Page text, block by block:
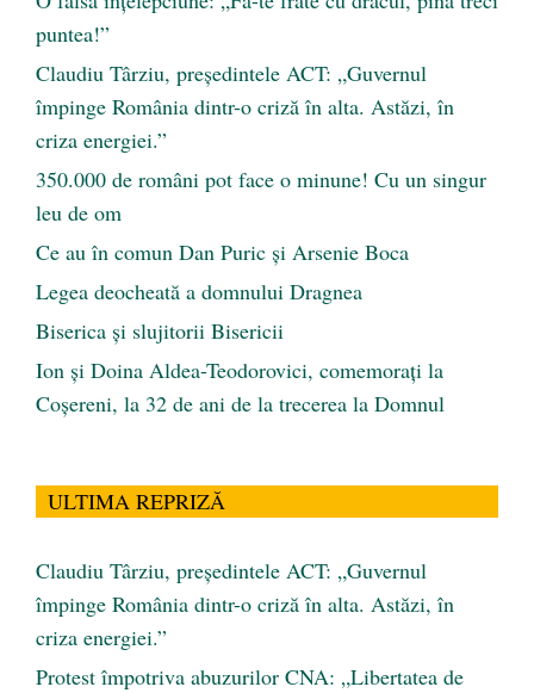
puntea!”
Claudiu Târziu, președintele ACT: „Guvernul
împinge România dintr-o criză în alta. Astăzi, în
criza energiei.”
350.000 de români pot face o minune! Cu un singur
leu de om
Ce au în comun Dan Puric şi Arsenie Boca
Legea deocheată a domnului Dragnea
Biserica și slujitorii Bisericii
Ion și Doina Aldea-Teodorovici, comemorați la
Coșereni, la 32 de ani de la trecerea la Domnul
ULTIMA REPRIZĂ
Claudiu Târziu, președintele ACT: „Guvernul
împinge România dintr-o criză în alta. Astăzi, în
criza energiei.”
Protest împotriva abuzurilor CNA: „Libertatea de